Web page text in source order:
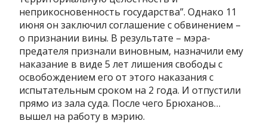
неприкосновенность государства”. Однако 11
июня он заключил соглашение с обвинением –
о признании вины. В результате – мэра-
предателя признали виновным, назначили ему
наказание в виде 5 лет лишения свободы с
освобождением его от этого наказания с
испытательным сроком на 2 года. И отпустили
прямо из зала суда. После чего Брюханов…
вышел на работу в мэрию.